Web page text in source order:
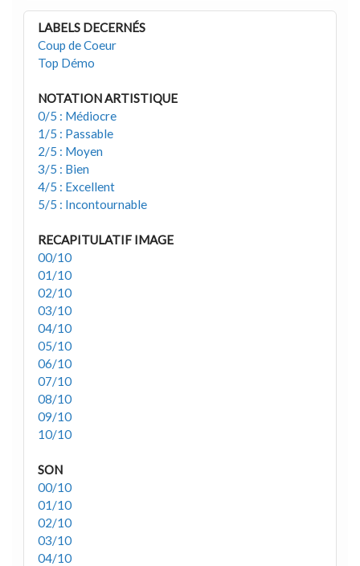
LABELS DECERNÉS
Coup de Coeur
Top Démo
NOTATION ARTISTIQUE
0/5 : Médiocre
1/5 : Passable
2/5 : Moyen
3/5 : Bien
4/5 : Excellent
5/5 : Incontournable
RECAPITULATIF IMAGE
00/10
01/10
02/10
03/10
04/10
05/10
06/10
07/10
08/10
09/10
10/10
SON
00/10
01/10
02/10
03/10
04/10